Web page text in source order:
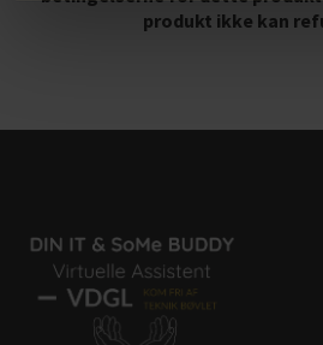
produkt ikke kan